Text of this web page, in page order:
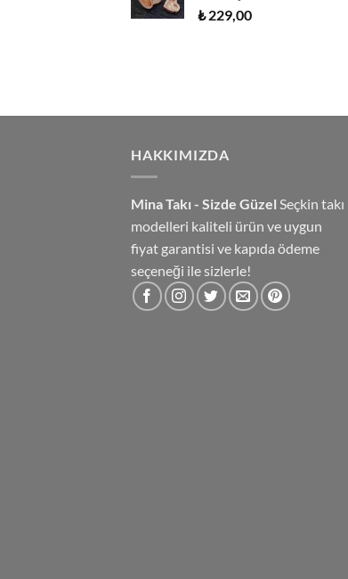
₺229,00
HAKKIMIZDA
Mina Takı - Sizde Güzel Seçkin takı
modelleri kaliteli ürün ve uygun
fiyat garantisi ve kapıda ödeme
seçeneği ile sizlerle!